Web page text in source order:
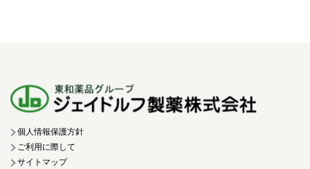
個人情報保護方針
ご利用に際して
サイトマップ